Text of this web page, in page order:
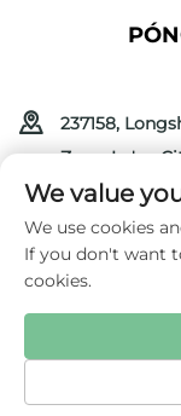
237158,
Zone, Lu'an
+86-
[email
Derechos de autor ©
Technology
PÁGINA
We value
We use cookies
If you don't want
cookies.